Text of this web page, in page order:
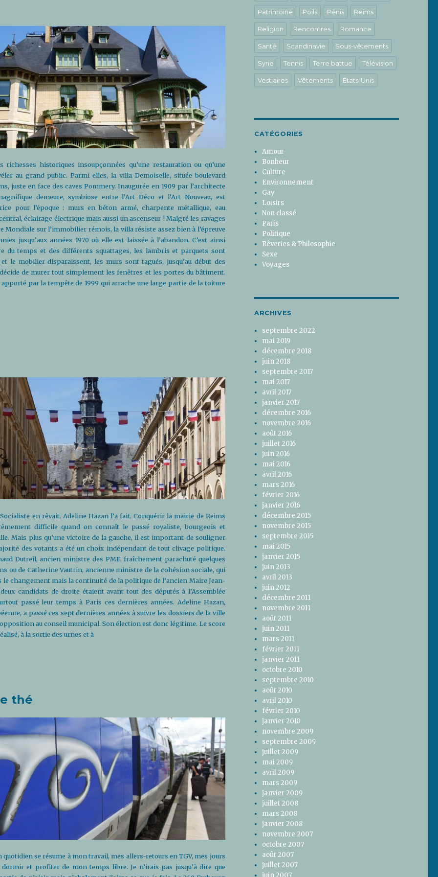
historiques insoupçonnées qu’une restauration ou qu’une
au grand public. Parmi elles, la villa Demoiselle, située boulevard
juste en face des caves Pommery. Inaugurée en 1909 par l’architecte
demeure, symbiose entre l’Art Déco et l’Art Nouveau, est
pour l’époque : murs en béton armé, charpente métallique, eau
éclairage électrique mais aussi un ascenseur ! Malgré les ravages
Mondiale sur l’immobilier rémois, la villa résiste assez bien à l’épreuve
jusqu’aux années 1970 où elle est laissée à l’abandon. C’est ainsi
du temps et des différents squattages, les lambris et parquets sont
le mobilier disparaissent, les murs sont tagués, jusqu’au début des
décide de murer tout simplement les fenêtres et les portes du bâtiment.
apporté par la tempête de 1999 qui arrache une large partie de la toiture
en rêvait. Adeline Hazan l’a fait. Conquérir la mairie de Reims
difficile quand on connaît le passé royaliste, bourgeois et
Mais plus qu’une victoire de la gauche, il est important de souligner
des votants a été un choix indépendant de tout clivage politique.
Dutreil, ancien ministre des PME, fraîchement parachuté quelques
ou de Catherine Vautrin, ancienne ministre de la cohésion sociale, qui
changement mais la continuité de la politique de l’ancien Maire Jean-
candidats de droite étaient avant tout des députés à l’Assemblée
passé leur temps à Paris ces dernières années. Adeline Hazan,
a passé ces sept dernières années à suivre les dossiers de la ville
au conseil municipal. Son élection est donc légitime. Le score
à la sortie des urnes et à
thé
se résume à mon travail, mes allers-retours en TGV, mes jours
et profiter de mon temps libre. Je n’irais pas jusqu’à dire que
Patrimoine Poils Pénis Reims
Religion Rencontres Romance
Santé Scandinavie Sous-vêtements
Syrie Tennis Terre battue Télévision
Vestiaires Vêtements États-Unis
CATÉGORIES
Amour
Bonheur
Culture
Environnement
Gay
Loisirs
Non classé
Paris
Politique
Rêveries & Philosophie
Sexe
Voyages
ARCHIVES
septembre 2022
mai 2019
décembre 2018
juin 2018
septembre 2017
mai 2017
avril 2017
janvier 2017
décembre 2016
novembre 2016
août 2016
juillet 2016
juin 2016
mai 2016
avril 2016
mars 2016
février 2016
janvier 2016
décembre 2015
novembre 2015
septembre 2015
mai 2015
janvier 2015
juin 2013
avril 2013
juin 2012
décembre 2011
novembre 2011
août 2011
juin 2011
mars 2011
février 2011
janvier 2011
octobre 2010
septembre 2010
août 2010
avril 2010
février 2010
janvier 2010
novembre 2009
septembre 2009
juillet 2009
mai 2009
avril 2009
mars 2009
janvier 2009
juillet 2008
mars 2008
janvier 2008
novembre 2007
octobre 2007
août 2007
juillet 2007
juin 2007